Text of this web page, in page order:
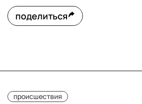
поделиться
происшествия